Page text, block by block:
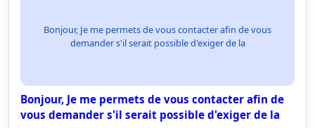
Bonjour, Je me permets de vous contacter afin de vous
demander s'il serait possible d'exiger de la
Bonjour, Je me permets de vous contacter afin de
vous demander s'il serait possible d'exiger de la